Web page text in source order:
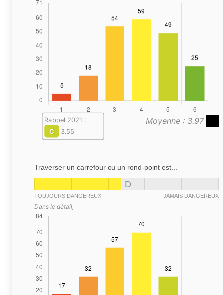
Moyenne : 3.97
Rappel 2021 :
C
3.55
Traverser un carrefour ou un rond-point est...
D
TOUJOURS DANGEREUX JAMAIS DANGEREUX
Dans le détail,